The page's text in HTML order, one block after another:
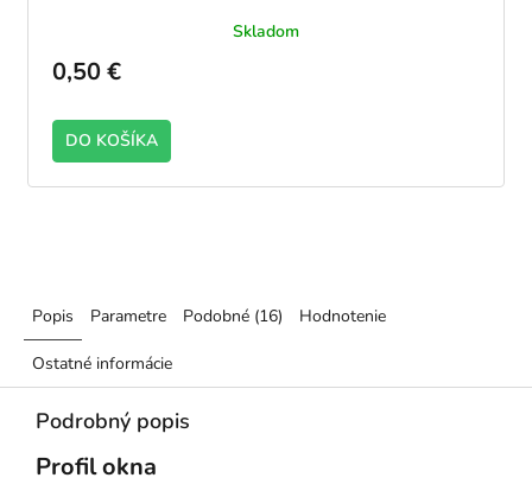
Skladom
0,50 €
DO KOŠÍKA
Popis Parametre Podobné (16) Hodnotenie
Ostatné informácie
Podrobný popis
Profil okna